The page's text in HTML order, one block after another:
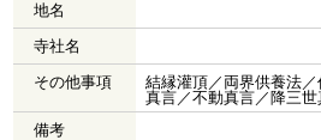
地名
寺社名
その他事項
結縁灌頂／両界供養法
真言／不動真言／降三
備考